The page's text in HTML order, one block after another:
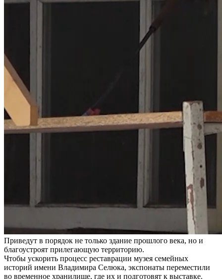
Приведут в порядок не только здание прошлого века, но и
благоустроят прилегающую территорию.
Чтобы ускорить процесс реставрации музея семейных
историй имени Владимира Селюка, экспонаты переместили
во временное хранилище, где их и подготовят к выставке.